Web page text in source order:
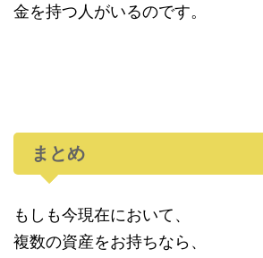
金を持つ人がいるのです。
まとめ
もしも今現在において、
複数の資産をお持ちなら、